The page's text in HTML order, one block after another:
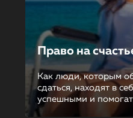
Право на
Как люди, которым
сдаться, находят в
успешными и